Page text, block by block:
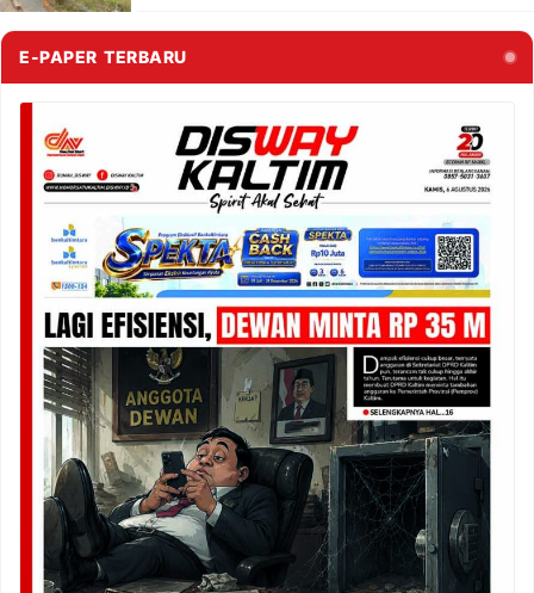
E-PAPER TERBARU